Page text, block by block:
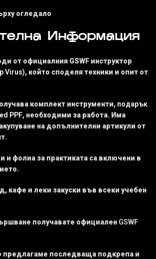
огледало
Информация
от официалния GSWF инструктор
Virus), който споделя техники и опит от
комплект инструменти, подарък
PPF, необходими за работа. Има
на допълнителни артикули от
и фолиа за практиката са включени в
кафе и леки закуски във всеки учебен
получавате официален GSWF
предлагаме последваща подкрепа и